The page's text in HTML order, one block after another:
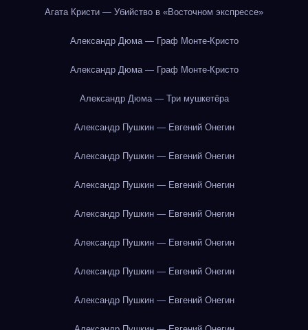
Агата Кристи — Убийство в «Восточном экспрессе»
Александр Дюма — Граф Монте-Кристо
Александр Дюма — Граф Монте-Кристо
Александр Дюма — Три мушкетёра
Александр Пушкин — Евгений Онегин
Александр Пушкин — Евгений Онегин
Александр Пушкин — Евгений Онегин
Александр Пушкин — Евгений Онегин
Александр Пушкин — Евгений Онегин
Александр Пушкин — Евгений Онегин
Александр Пушкин — Евгений Онегин